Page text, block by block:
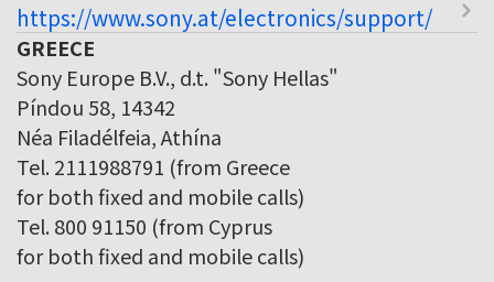
https://www.sony.at/electronics/support/
GREECE
Sony Europe B.V., d.t. "Sony Hellas"
Píndou 58, 14342
Néa Filadélfeia, Athína
Tel. 2111988791 (from Greece
for both fixed and mobile calls)
Tel. 800 91150 (from Cyprus
for both fixed and mobile calls)